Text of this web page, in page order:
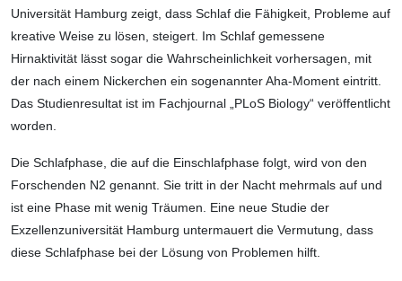
Universität Hamburg zeigt, dass Schlaf die Fähigkeit, Probleme auf
kreative Weise zu lösen, steigert. Im Schlaf gemessene
Hirnaktivität lässt sogar die Wahrscheinlichkeit vorhersagen, mit
der nach einem Nickerchen ein sogenannter Aha-Moment eintritt.
Das Studienresultat ist im Fachjournal „PLoS Biology“ veröffentlicht
worden.
Die Schlafphase, die auf die Einschlafphase folgt, wird von den
Forschenden N2 genannt. Sie tritt in der Nacht mehrmals auf und
ist eine Phase mit wenig Träumen. Eine neue Studie der
Exzellenzuniversität Hamburg untermauert die Vermutung, dass
diese Schlafphase bei der Lösung von Problemen hilft.